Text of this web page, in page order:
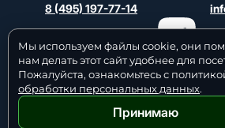
Мы используем файлы cookie, они
нам делать этот сайт удобнее для
Пожалуйста, ознакомьтесь с
обработки персональных данных.
Принимаю
8 (495) 197-77-14
Политика обработки персональных данных
© 2006 — 2026 Все права защищены.